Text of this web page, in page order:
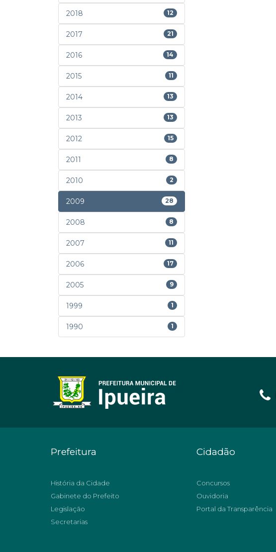
2018 12
2017 21
2016 14
2015 11
2014 13
2013 13
2012 15
2011 8
2010 2
2009 28
2008 8
2007 11
2006 17
2005 9
1999 1
1990 1
Prefeitura
História da Cidade
Gabinete do Prefeito
Legislação
Secretarias
Cidadão
Concursos
Ouvidoria
Portal da Transparência